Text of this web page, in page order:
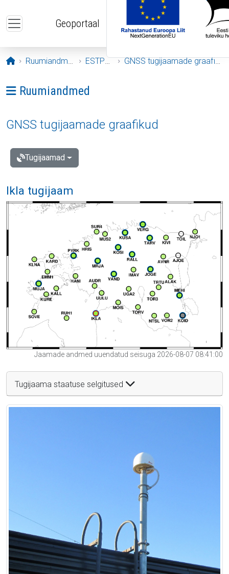
Geoportaal
Avaleht
Ruumiandmed ESTPOS GNSS tugijaamade graafikud
Ava menüü: Ruumiandmed
Ruumiandmed
GNSS tugijaamade graafikud
Tugijaamad
Ikla tugijaam
Jaamade andmed uuendatud seisuga 2026-08-07 08:41:00
Tugijaama staatuse selgitused